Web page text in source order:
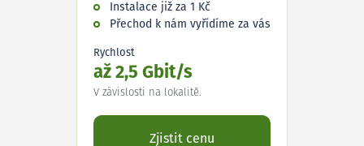
Instalace již za 1 Kč
Přechod k nám vyřídíme za vás
Rychlost
až 2,5 Gbit/s
V závislosti na lokalitě.
Zjistit cenu